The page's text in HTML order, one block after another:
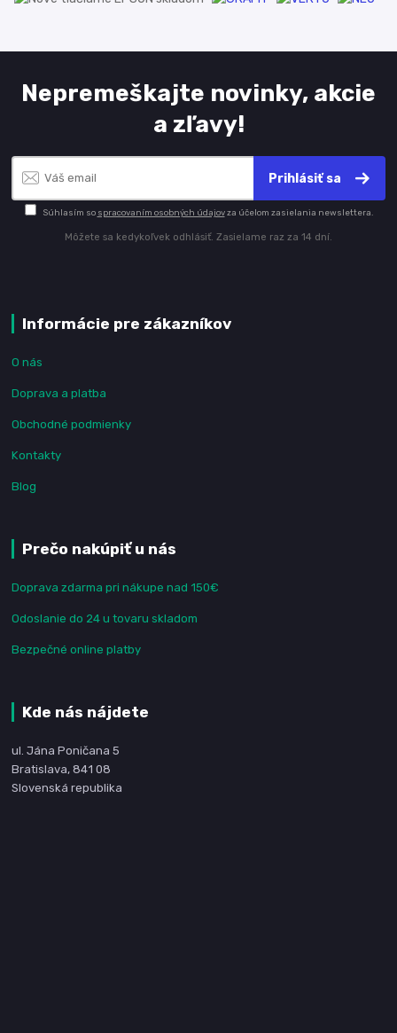
Nepremeškajte novinky, akcie
a zľavy!
Prihlásiť sa
Súhlasím so spracovaním osobných údajovza účelom zasielania newslettera.
Môžete sa kedykoľvek odhlásiť. Zasielame raz za 14 dní.
Informácie pre zákazníkov
O nás
Doprava a platba
Obchodné podmienky
Kontakty
Blog
Prečo nakúpiť u nás
Doprava zdarma pri nákupe nad 150€
Odoslanie do 24 u tovaru skladom
Bezpečné online platby
Kde nás nájdete
ul. Jána Poničana 5
Bratislava, 841 08
Slovenská republika